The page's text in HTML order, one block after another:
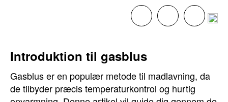
Introduktion til gasblus
Gasblus er en populær metode til madlavning, da
de tilbyder præcis temperaturkontrol og hurtig